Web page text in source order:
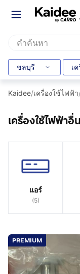
ชลบุรี เ
Kaidee/เครื่องใช้ไฟฟ้า
เครื่องใช้ไฟฟ้า
แอร์
(5)
PREMIUM